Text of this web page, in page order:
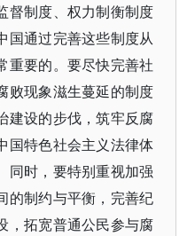
督制度、权力制衡制度
国通过完善这些制度从
重要的。要尽快完善社
败现象滋生蔓延的制度
建设的步伐，筑牢反腐
国特色社会主义法律体
同时，要特别重视加强
的制约与平衡，完善纪
，拓宽普通公民参与腐